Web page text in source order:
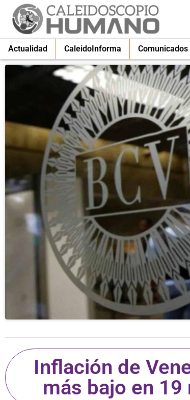
Actualidad CaleidoInforma Comunicados
Inflación de
más bajo en 19